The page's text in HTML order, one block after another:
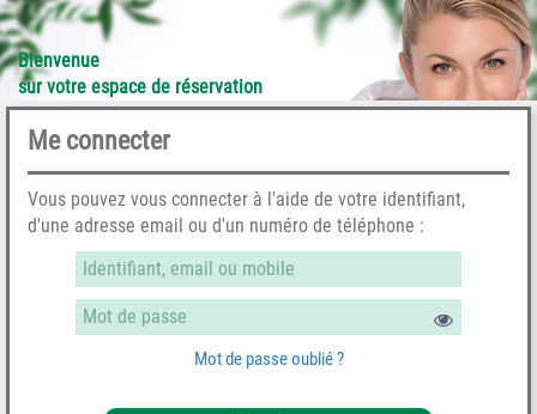
Bienvenue
sur votre espace de réservation
Me connecter
Vous pouvez vous connecter à l'aide de votre identifiant,
d'une adresse email ou d'un numéro de téléphone :
Mot de passe oublié ?